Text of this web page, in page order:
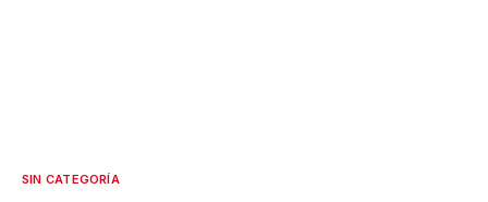
SIN CATEGORÍA